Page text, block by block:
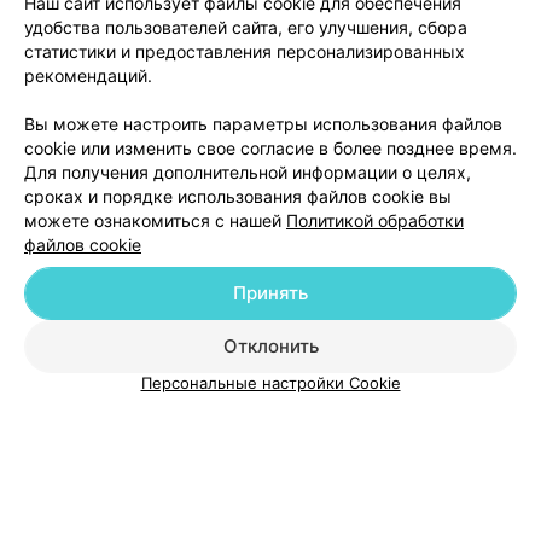
Добавить компанию
Добавить специалиста
Новости проекта
Размещение рекламы
Медицинский маркетинг
Публичный договор
удобства пользователей сайта, его улучшения, сбора
статистики и предоставления персонализированных
рекомендаций.
Вы можете настроить параметры использования файлов
cookie или изменить свое согласие в более позднее время.
Для получения дополнительной информации о целях,
сроках и порядке использования файлов cookie вы
можете ознакомиться с нашей Политикой обработки
файлов cookie
Отклонить
Принять
Персональные настройки Cookie